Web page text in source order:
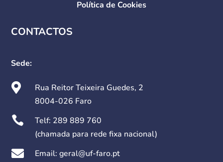
Política de Cookies
CONTACTOS
Sede:

Rua Reitor Teixeira Guedes, 2
8004-026 Faro
 Telf: 289 889 760
(chamada para rede fixa nacional)
 Email: geral@uf-faro.pt